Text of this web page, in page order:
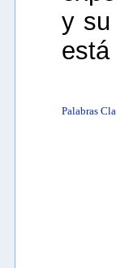
y su
está
Palabras